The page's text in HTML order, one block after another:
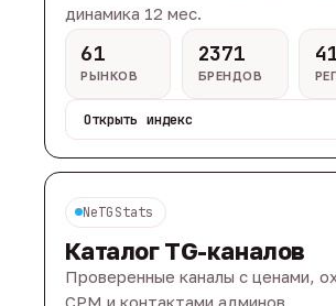
динамика 12 мес.
61
РЫНКОВ
2371
БРЕНДОВ
Открыть индекс
NeTGStats
Каталог TG-каналов
Проверенные каналы с ценами,
CPM и контактами админов.